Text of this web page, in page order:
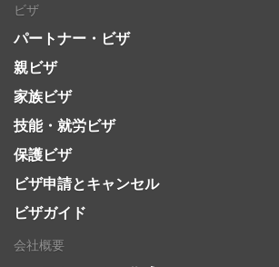
ビザ
パートナー・ビザ
親ビザ
家族ビザ
技能・就労ビザ
保護ビザ
ビザ申請とキャンセル
ビザガイド
会社概要